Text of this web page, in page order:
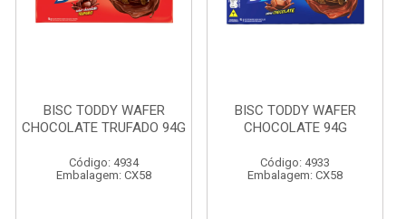
BISC TODDY WAFER
CHOCOLATE TRUFADO 94G
Código: 4934
Embalagem: CX58
BISC TODDY WAFER
CHOCOLATE 94G
Código: 4933
Embalagem: CX58